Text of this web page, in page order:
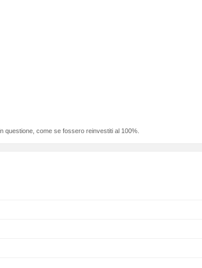
questione, come se fossero reinvestiti al 100%.